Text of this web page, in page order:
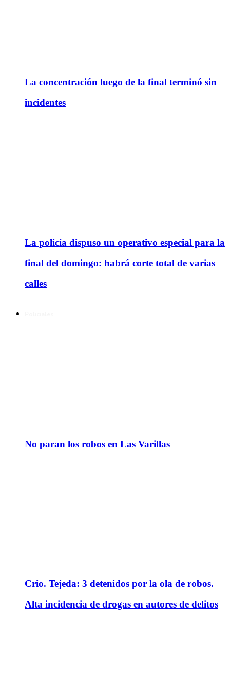
La concentración luego de la final terminó sin
incidentes
La policía dispuso un operativo especial para la
final del domingo: habrá corte total de varias
calles
No paran los robos en Las Varillas
Crio. Tejeda: 3 detenidos por la ola de robos.
Alta incidencia de drogas en autores de delitos